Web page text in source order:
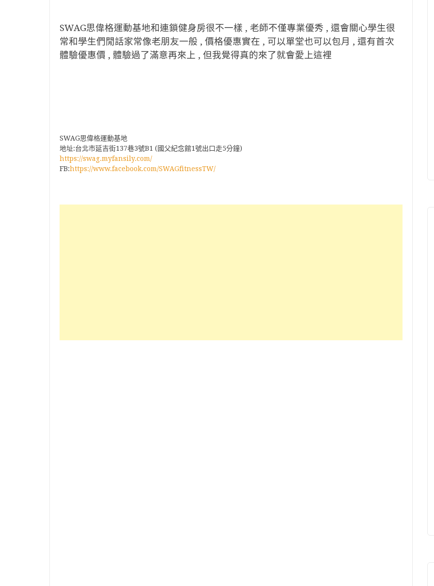
SWAG思偉格運動基地和連鎖健身房很不一樣 , 老師不僅專業優秀 , 還會關心學生很
常和學生們閒話家常像老朋友一般 , 價格優惠實在 , 可以單堂也可以包月 , 還有首次
體驗優惠價 , 體驗過了滿意再來上 , 但我覺得真的來了就會愛上這裡
SWAG思偉格運動基地
地址:‪台北市延吉街137巷3號B1 (‬國父紀念館1號出口走5分鐘)
https://swag.myfansily.com/
FB:‪https://www.facebook.com/SWAGfitnessTW/